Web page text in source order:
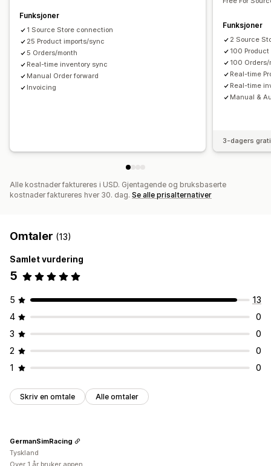
Funksjoner
1 Source Store connection
25 Product imports/sync
5 Orders/month
Real-time inventory sync
Manual Order forward
Invoicing
Funksjoner
2 Source
100 Product
100 Orders/
Real-time
Real-time
Manual &
3-dagers
Alle kostnader faktureres i USD. Gjentagende og bruksbaserte
kostnader faktureres hver 30. dag. Se alle prisalternativer
Omtaler (13)
Samlet vurdering
5
5
13
4
0
3
0
2
0
1
0
Skriv en omtale Alle omtaler
GermanSimRacing
Tyskland